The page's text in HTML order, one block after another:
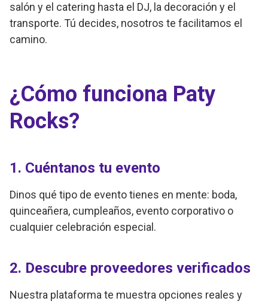
salón y el catering hasta el DJ, la decoración y el
transporte. Tú decides, nosotros te facilitamos el
camino.
¿Cómo funciona Paty
Rocks?
1. Cuéntanos tu evento
Dinos qué tipo de evento tienes en mente: boda,
quinceañera, cumpleaños, evento corporativo o
cualquier celebración especial.
2. Descubre proveedores verificados
Nuestra plataforma te muestra opciones reales y